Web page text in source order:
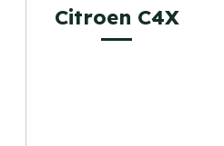
Citroen C4X